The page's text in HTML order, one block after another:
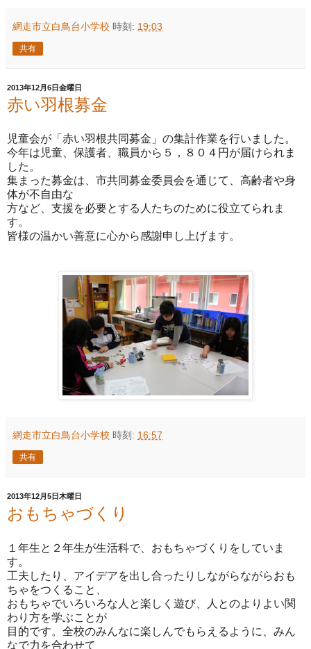
網走市立白鳥台小学校 時刻: 19:03
共有
2013年12月6日金曜日
赤い羽根募金
児童会が「赤い羽根共同募金」の集計作業を行いました。
今年は児童、保護者、職員から５，８０４円が届けられま
した。
集まった募金は、市共同募金委員会を通じて、高齢者や身
体が不自由な
方など、支援を必要とする人たちのために役立てられま
す。
皆様の温かい善意に心から感謝申し上げます。
網走市立白鳥台小学校 時刻: 16:57
共有
2013年12月5日木曜日
おもちゃづくり
１年生と２年生が生活科で、おもちゃづくりをしていま
す。
工夫したり、アイデアを出し合ったりしながらながらおも
ちゃをつくること、
おもちゃでいろいろな人と楽しく遊び、人とのよりよい関
わり方を学ぶことが
目的です。全校のみんなに楽しんでもらえるように、みん
なで力を合わせて